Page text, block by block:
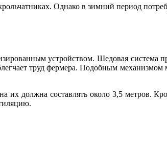
Однако в зимний период
устройством. Шедовая система
труд фермера. Подобным
должна составлять около 3,5 метров.